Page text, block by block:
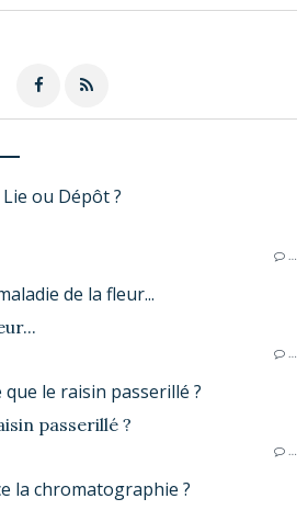
Lie ou Dépôt ?
de la fleur...
que le raisin passerillé ?
la chromatographie ?